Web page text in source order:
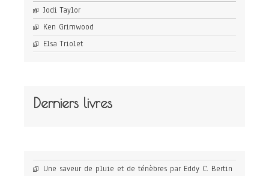
Jodi Taylor
Ken Grimwood
Elsa Triolet
Derniers livres
Une saveur de pluie et de ténèbres par Eddy C. Bertin